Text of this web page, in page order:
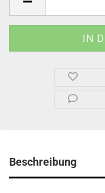
Beschreibung